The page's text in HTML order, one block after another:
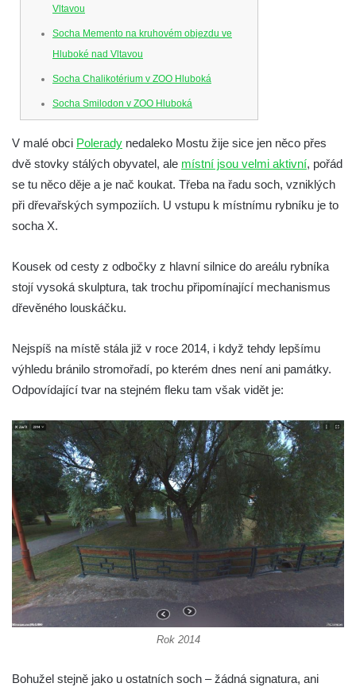
Vltavou
Socha Memento na kruhovém objezdu ve
Hluboké nad Vltavou
Socha Chalikotérium v ZOO Hluboká
Socha Smilodon v ZOO Hluboká
Socha Koroun bezzubý v ZOO Hluboká
Socha Medvěd jeskynní v ZOO Hluboká
Socha Mamutí lebka v ZOO Hluboká
Socha Orel v ZOO Hluboká
Socha Matka příroda v ZOO Hluboká
Socha Lišky v ZOO Hluboká
Socha Kudlanka v ZOO Hluboká
Socha Vlčice s mládětem v ZOO Hluboká
Socha Rys číhající na srnu v ZOO Hluboká
Socha Orlice v ZOO Hluboká
Socha Tygr v ZOO Hluboká
Socha Želva v ZOO Hluboká
Socha Kozorožec horský v ZOO Hluboká
Socha Včela v ZOO Hluboká
Socha Housenka v ZOO Hluboká
Socha Nosorožík v ZOO Hluboká
Socha Rosomák v ZOO Hluboká
V malé obci Polerady nedaleko Mostu žije sice jen něco přes
dvě stovky stálých obyvatel, ale místní jsou velmi aktivní, pořád
se tu něco děje a je nač koukat. Třeba na řadu soch, vzniklých
při dřevařských sympoziích. U vstupu k místnímu rybníku je to
socha X.
Kousek od cesty z odbočky z hlavní silnice do areálu rybníka
stojí vysoká skulptura, tak trochu připomínající mechanismus
dřevěného louskáčku.
Nejspíš na místě stála již v roce 2014, i když tehdy lepšímu
výhledu bránilo stromořadí, po kterém dnes není ani památky.
Odpovídající tvar na stejném fleku tam však vidět je:
Rok 2014
Bohužel stejně jako u ostatních soch – žádná signatura, ani